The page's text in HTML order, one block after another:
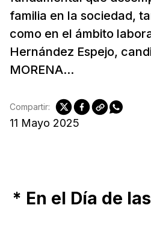
familia en la sociedad,
como en el ámbito
Hernández Espejo,
MORENA...
11 Mayo 2025
Compartir:
* En el Día de